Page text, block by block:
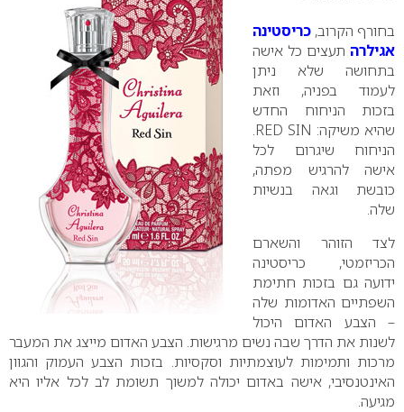
בחורף הקרוב, כריסטינה
אגילרה תעצים כל אישה
בתחושה שלא ניתן
לעמוד בפניה, וזאת
בזכות הניחוח החדש
שהיא משיקה: RED SIN
.
הניחוח שיגרום לכל
אישה להרגיש מפתה,
כובשת וגאה בנשיות
שלה.
לצד הזוהר והשארם
הכריזמטי, כריסטינה
ידועה גם בזכות חתימת
השפתיים האדומות שלה
– הצבע האדום היכול
לשנות את הדרך שבה נשים מרגישות. הצבע האדום מייצג את המעבר
מרכות ותמימות לעוצמתיות וסקסיות. בזכות הצבע העמוק והגוון
האינטנסיבי, אישה באדום יכולה למשוך תשומת לב לכל אליו היא
מגיעה.